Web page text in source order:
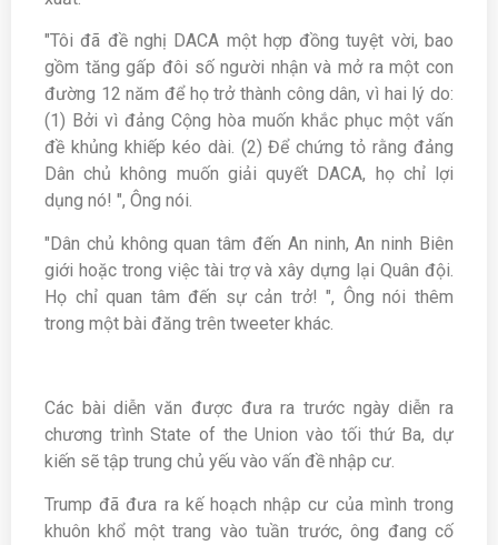
"Tôi đã đề nghị DACA một hợp đồng tuyệt vời, bao
gồm tăng gấp đôi số người nhận và mở ra một con
đường 12 năm để họ trở thành công dân, vì hai lý do:
(1) Bởi vì đảng Cộng hòa muốn khắc phục một vấn
đề khủng khiếp kéo dài. (2) Để chứng tỏ rằng đảng
Dân chủ không muốn giải quyết DACA, họ chỉ lợi
dụng nó! ", Ông nói.
"Dân chủ không quan tâm đến An ninh, An ninh Biên
giới hoặc trong việc tài trợ và xây dựng lại Quân đội.
Họ chỉ quan tâm đến sự cản trở! ", Ông nói thêm
trong một bài đăng trên tweeter khác.
Các bài diễn văn được đưa ra trước ngày diễn ra
chương trình State of the Union vào tối thứ Ba, dự
kiến ​​sẽ tập trung chủ yếu vào vấn đề nhập cư.
Trump đã đưa ra kế hoạch nhập cư của mình trong
khuôn khổ một trang vào tuần trước, ông đang cố